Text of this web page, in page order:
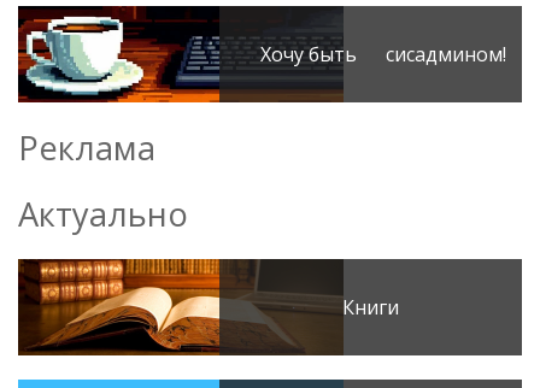
Хочу быть сисадмином!
Реклама
Актуально
Книги